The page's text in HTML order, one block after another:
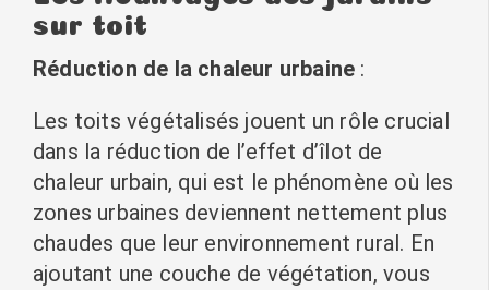
sur toit
Réduction de la chaleur urbaine :
Les toits végétalisés jouent un rôle crucial
dans la réduction de l’effet d’îlot de
chaleur urbain, qui est le phénomène où les
zones urbaines deviennent nettement plus
chaudes que leur environnement rural. En
ajoutant une couche de végétation, vous